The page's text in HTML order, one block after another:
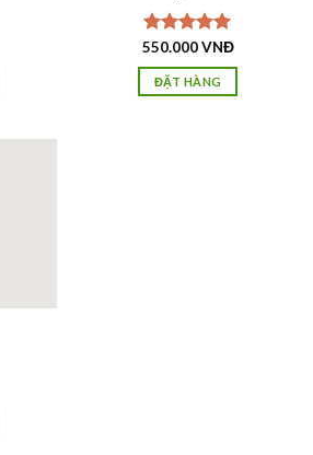
Được xếp
hạng5.00
5 sao
550.000VNĐ
ĐẶT HÀNG